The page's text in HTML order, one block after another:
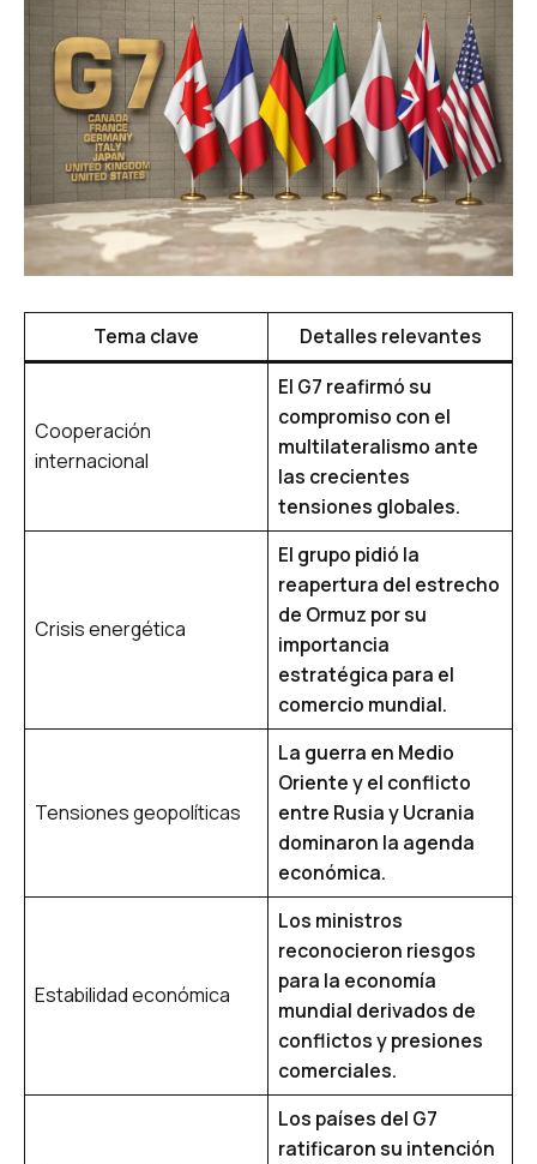
Tema clave Detalles relevantes
Cooperación
internacional
El G7 reafirmó su
compromiso con el
multilateralismo ante
las crecientes
tensiones globales.
Crisis energética
El grupo pidió la
reapertura del estrecho
de Ormuz por su
importancia
estratégica para el
comercio mundial.
Tensiones geopolíticas
La guerra en Medio
Oriente y el conflicto
entre Rusia y Ucrania
dominaron la agenda
económica.
Estabilidad económica
Los ministros
reconocieron riesgos
para la economía
mundial derivados de
conflictos y presiones
comerciales.
Los países del G7
ratificaron su intención